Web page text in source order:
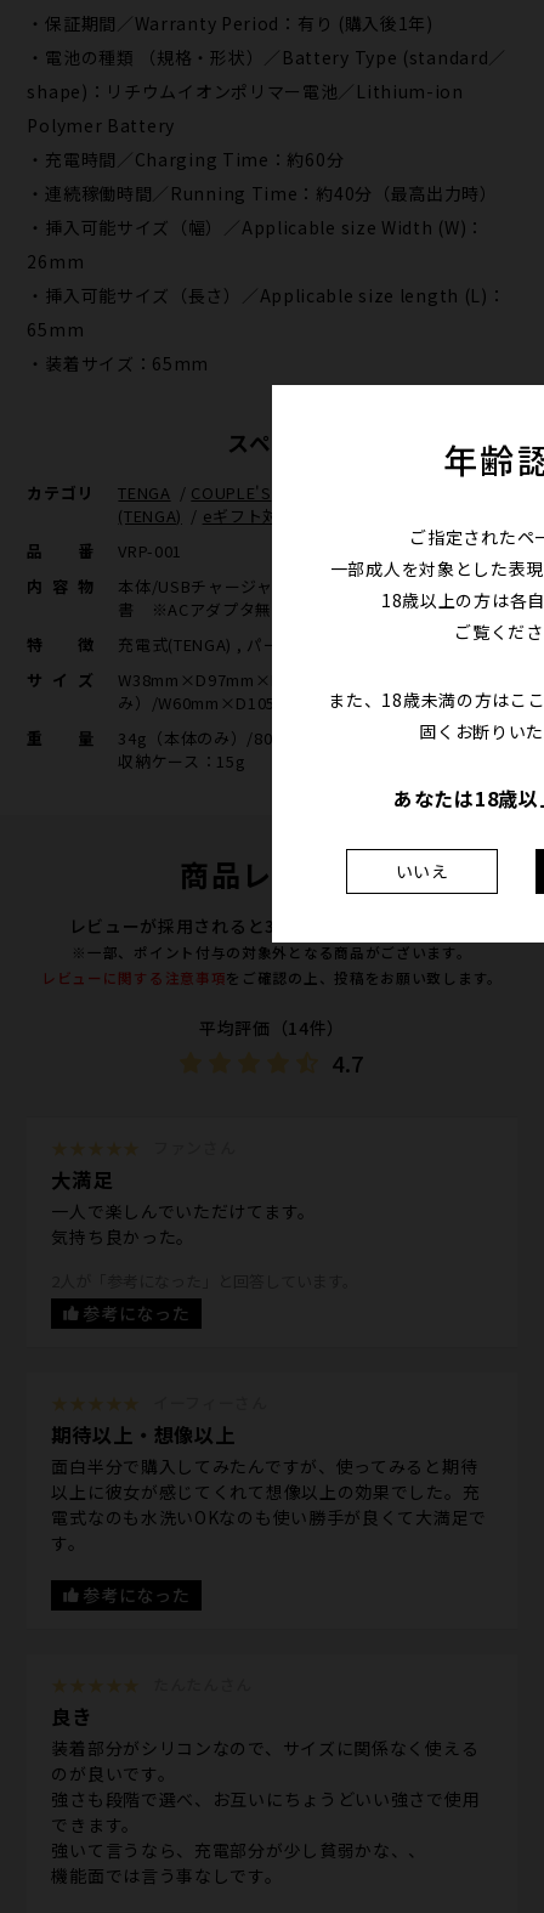
・保証期間／Warranty Period：有り (購入後1年)
・電池の種類 （規格・形状）／Battery Type (standard／
shape)：リチウムイオンポリマー電池／Lithium-ion
Polymer Battery
・充電時間／Charging Time：約60分
・連続稼働時間／Running Time：約40分（最高出力時）
・挿入可能サイズ（幅）／Applicable size Width (W)：
26mm
・挿入可能サイズ（長さ）／Applicable size length (L)：
65mm
・装着サイズ：65mm
スペック
カテゴリ TENGA / COUPLE'S
(TENGA) / eギフト対応商品
品番
VRP-001
内容物
本体/USBチャージャー/ポータブルケース/取扱説明
書 ※ACアダプタ無し
特徴
充電式(TENGA) , パートナーと（TENGA）
サイズ
W38mm×D97mm×H17mm（本体の
み）/W60mm×D105mm×H32mm（外装込）
重量
34g（本体のみ）/80g（外装込）
収納ケース：15g
商品レビュー
レビューが採用されると300ポイントプレゼント！
※一部、ポイント付与の対象外となる商品がございます。
レビューに関する注意事項をご確認の上、投稿をお願い致します。
平均評価（14件）
4.7
大満足
一人で楽しんでいただけてます。
気持ち良かった。
参考になった
期待以上・想像以上
面白半分で購入してみたんですが、使ってみると期待
以上に彼女が感じてくれて想像以上の効果でした。充
電式なのも水洗いOKなのも使い勝手が良くて大満足で
す。
参考になった
良き
装着部分がシリコンなので、サイズに関係なく使える
のが良いです。
強さも段階で選べ、お互いにちょうどいい強さで使用
できます。
強いて言うなら、充電部分が少し貧弱かな、、
機能面では言う事なしです。
年齢
ご指定されたペ
一部成人を対象とした表
18歳以上の方は各
ご覧くだ
また、18歳未満の方はこ
固くお断りい
あなたは18歳
いいえ